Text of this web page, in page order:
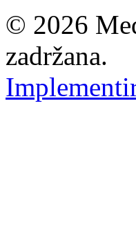
© 2026
zadržana.